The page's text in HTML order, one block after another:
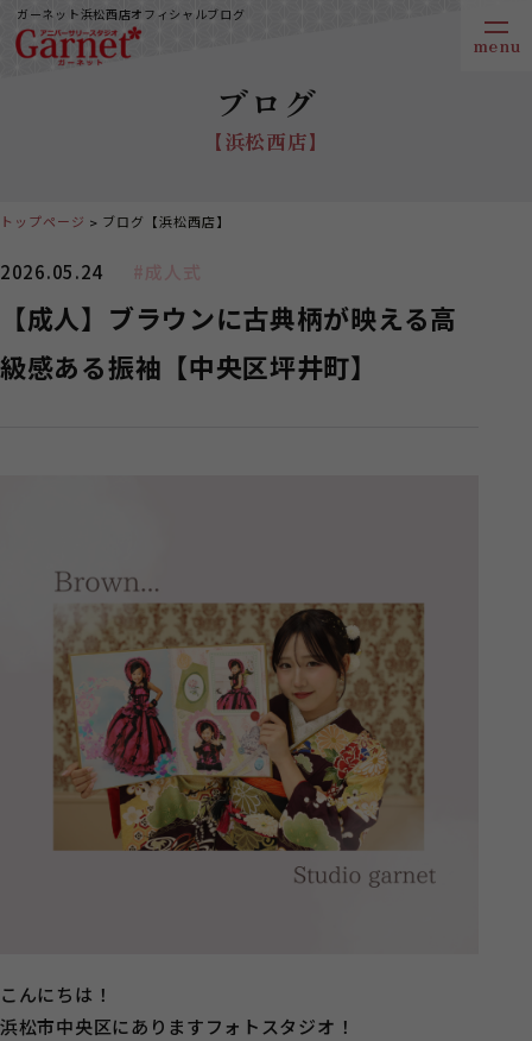
ガーネット浜松西店オフィシャルブログ
ブログ
【浜松西店】
2026.05.24 #成人式
【成人】ブラウンに古典柄が映える高
級感ある振袖【中央区坪井町】
こんにちは！
浜松市中央区にありますフォトスタジオ！
トップページ ブログ【浜松西店】